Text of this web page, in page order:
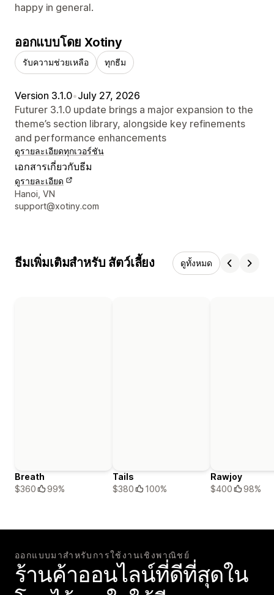
happy in general.
ออกแบบโดย Xotiny
รับความช่วยเหลือ ทุกธีม
Version 3.1.0•July 27, 2026
Futurer 3.1.0 update brings a major expansion to the
theme’s section library, alongside key refinements
and performance enhancements
ดูรายละเอียดทุกเวอร์ชัน
เอกสารเกี่ยวกับธีม
ดูรายละเอียด
รายละเอียดการติดต่อผู้ออกแบบ
Hanoi, VN
support@xotiny.com
ธีมเพิ่มเติมสำหรับ สัตว์เลี้ยง ดูทั้งหมด
Breath
$360
99%
Tails
$380
100%
Rawjoy
$400
98%
ออกแบบมาสำหรับการใช้งานเชิงพาณิชย์
ร้านค้าออนไลน์ที่ดีที่สุดใน